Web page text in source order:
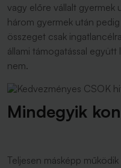
vagy előre vállalt gyermek
három gyermek után
összeget csak
állami támogatással
nem.
Mindegyik
Teljesen másképp